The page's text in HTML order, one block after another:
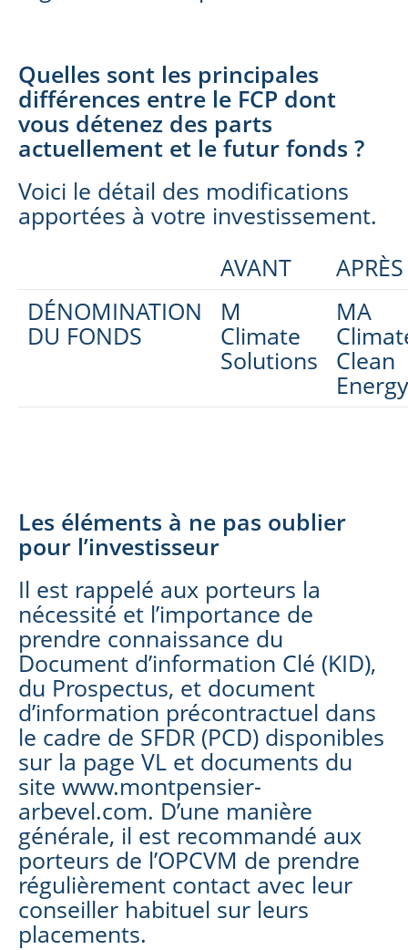
Quelles sont les principales
différences entre le FCP dont
vous détenez des parts
actuellement et le futur fonds ?
Voici le détail des modifications
apportées à votre investissement.
AVANT
APRÈS
DÉNOMINATION
DU FONDS
M
Climate
Solutions
MA
Clean
Energy
Les éléments à ne pas oublier
pour l’investisseur
Il est rappelé aux porteurs la
nécessité et l’importance de
prendre connaissance du
Document d’information Clé (KID),
du Prospectus, et document
d’information précontractuel dans
le cadre de SFDR (PCD) disponibles
sur la page VL et documents du
site www.montpensier-
arbevel.com. D’une manière
générale, il est recommandé aux
porteurs de l’OPCVM de prendre
régulièrement contact avec leur
conseiller habituel sur leurs
placements.